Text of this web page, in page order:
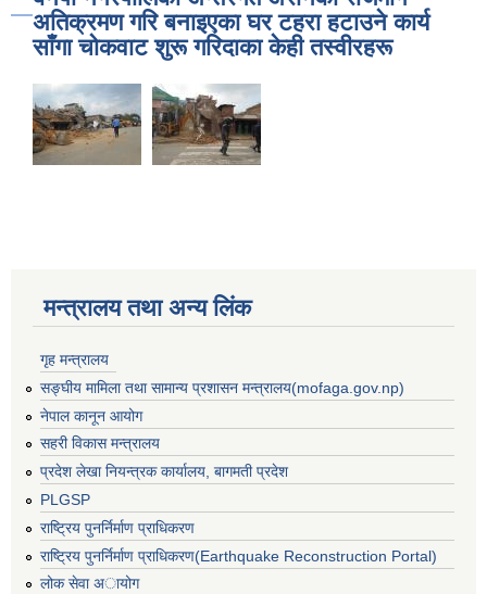
अतिक्रमण गरि बनाइएका घर टहरा हटाउने कार्य
साँगा चोकवाट शुरू गरिदाका केही तस्वीरहरू
मन्त्रालय तथा अन्य लिंक
गृह मन्त्रालय
सङ्घीय मामिला तथा सामान्य प्रशासन मन्त्रालय(mofaga.gov.np)
नेपाल कानून आयोग
सहरी विकास मन्त्रालय
प्रदेश लेखा नियन्त्रक कार्यालय, बागमती प्रदेश
PLGSP
राष्ट्रिय पुनर्निर्माण प्राधिकरण
राष्ट्रिय पुनर्निर्माण प्राधिकरण(Earthquake Reconstruction Portal)
लोक सेवा अायोग